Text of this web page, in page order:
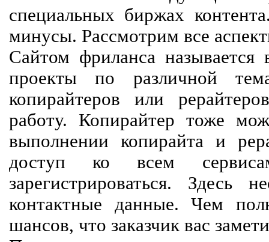
специальных биржах
минусы. Рассмотрим все
Сайтом фриланса называется
проекты по различной
копирайтеров или
работу. Копирайтер тоже
выполнении копирайта и
доступ ко всем
зарегистрироваться. Здесь
контактные данные. Чем
шансов, что заказчик вас